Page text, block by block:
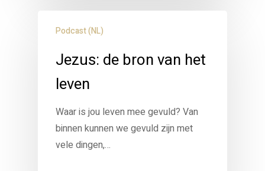
Podcast (NL)
Jezus: de bron van het
leven
Waar is jou leven mee gevuld? Van
binnen kunnen we gevuld zijn met
vele dingen,…